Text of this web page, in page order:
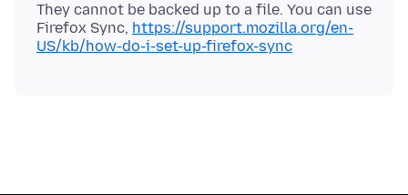
They cannot be backed up to a file. You can use
Firefox Sync, https://support.mozilla.org/en-
US/kb/how-do-i-set-up-firefox-sync